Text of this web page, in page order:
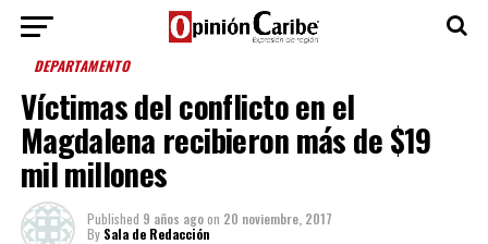
DEPARTAMENTO
Víctimas del conflicto en el
Magdalena recibieron más de $19
mil millones
Published 9 años agoon 20 noviembre, 2017
By Sala de Redacción